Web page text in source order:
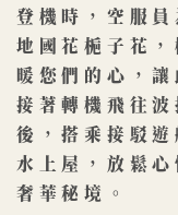
登機時，空服
地國花梔子花
暖您​們的心，
接著轉機飛往
後，搭乘接駁
水上屋，放鬆
奢華秘境。